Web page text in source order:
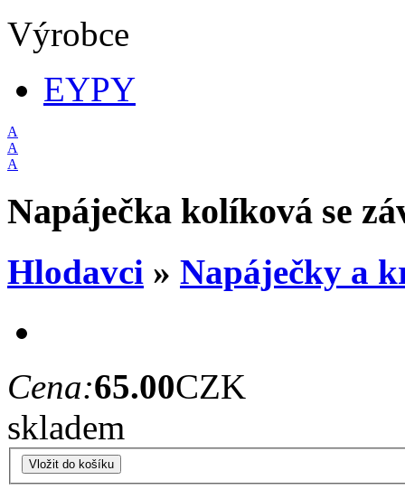
Výrobce
EYPY
A
A
A
Napáječka kolíková se
Hlodavci » Napáječky a
Cena:65.00CZK
skladem